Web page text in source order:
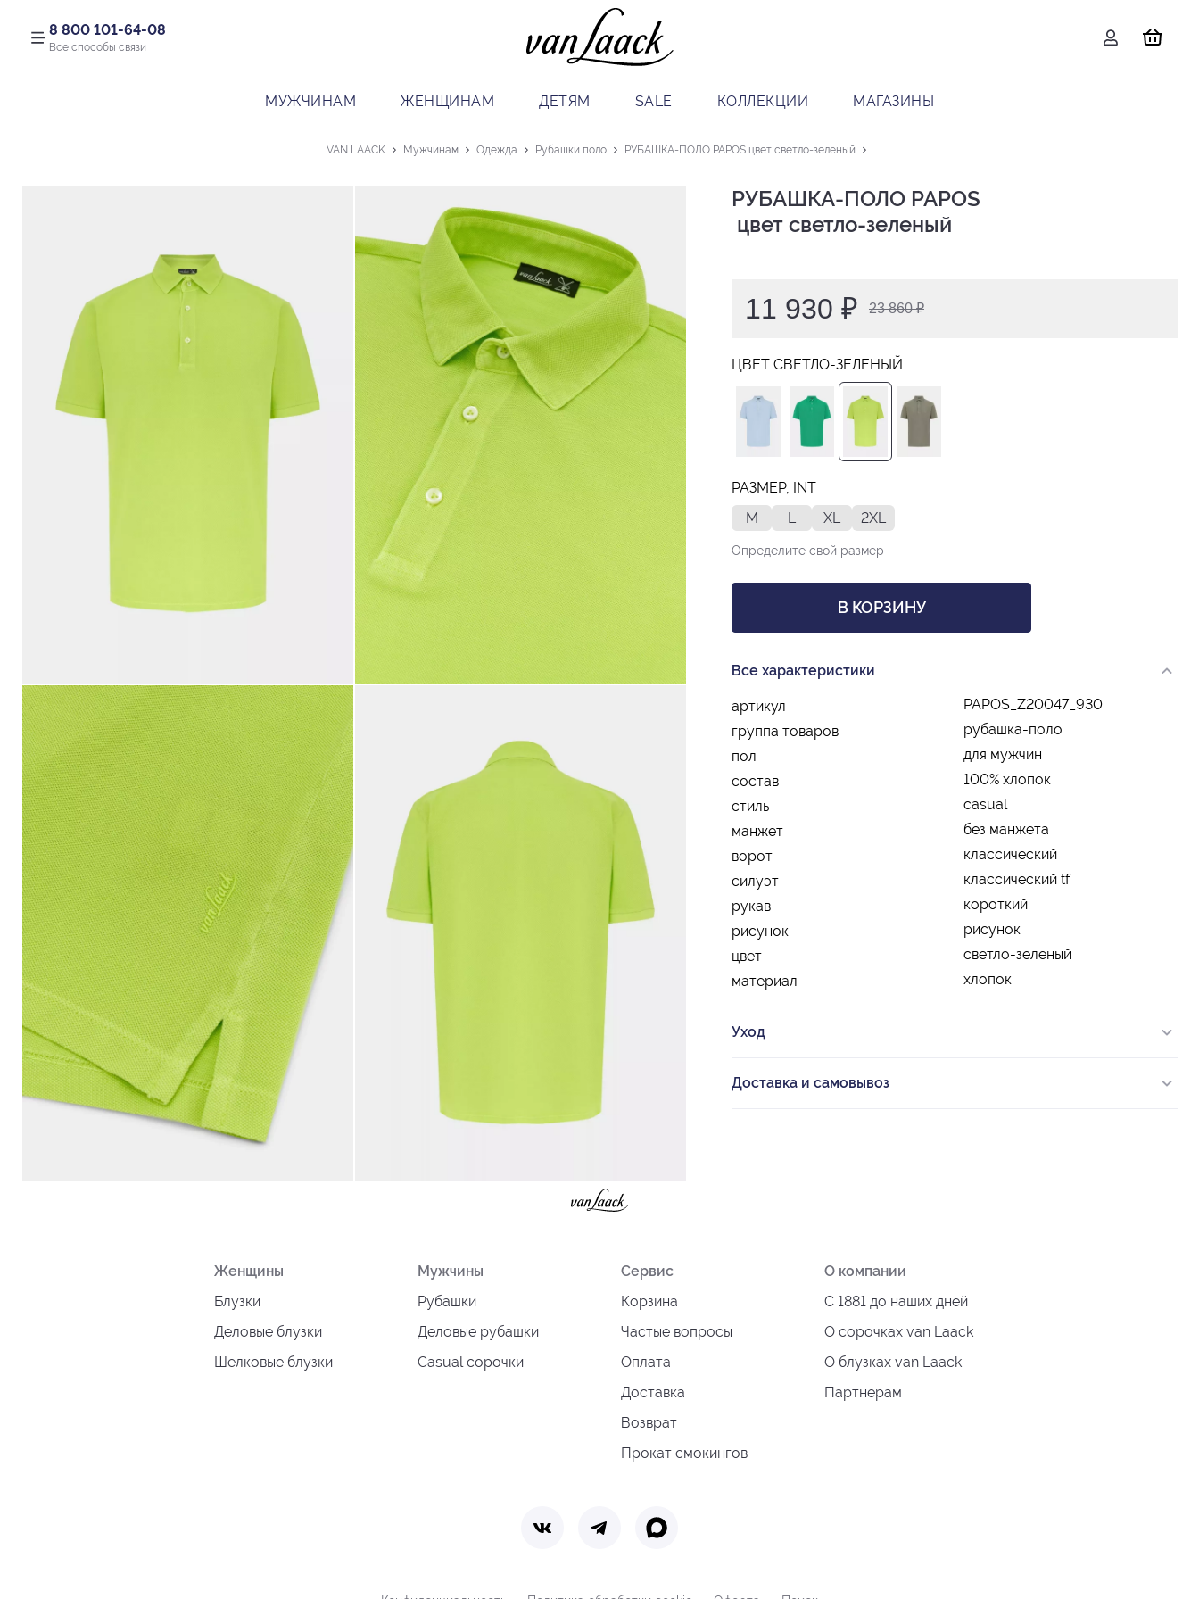
8 800 101-64-08
Все способы связи
МУЖЧИНАМ ЖЕНЩИНАМ ДЕТЯМ SALE КОЛЛЕКЦИИ МАГАЗИНЫ
VAN LAACK Мужчинам Одежда Рубашки поло РУБАШКА-ПОЛО PAPOS цвет светло-зеленый
РУБАШКА-ПОЛО PAPOS
цвет светло-зеленый
11 930 ₽ 23 860 ₽
ЦВЕТ СВЕТЛО-ЗЕЛЕНЫЙ
РАЗМЕР, INT
M
L XL 2XL
Определите свой размер
В КОРЗИНУ
Все характеристики
артикул
PAPOS_Z20047_930
группа товаров
рубашка-поло
пол
для мужчин
состав
100% хлопок
стиль
casual
манжет
без манжета
ворот
классический
силуэт
классический tf
рукав
короткий
рисунок
рисунок
цвет
светло-зеленый
материал
хлопок
Уход
Доставка и самовывоз
Женщины
Блузки
Деловые блузки
Шелковые блузки
Мужчины
Рубашки
Деловые рубашки
Casual сорочки
Сервис
Корзина
Частые вопросы
Оплата
Доставка
Возврат
Прокат смокингов
О компании
С 1881 до наших дней
О сорочках van Laack
О блузках van Laack
Партнерам